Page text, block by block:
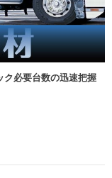
ク必要台数の迅速把握